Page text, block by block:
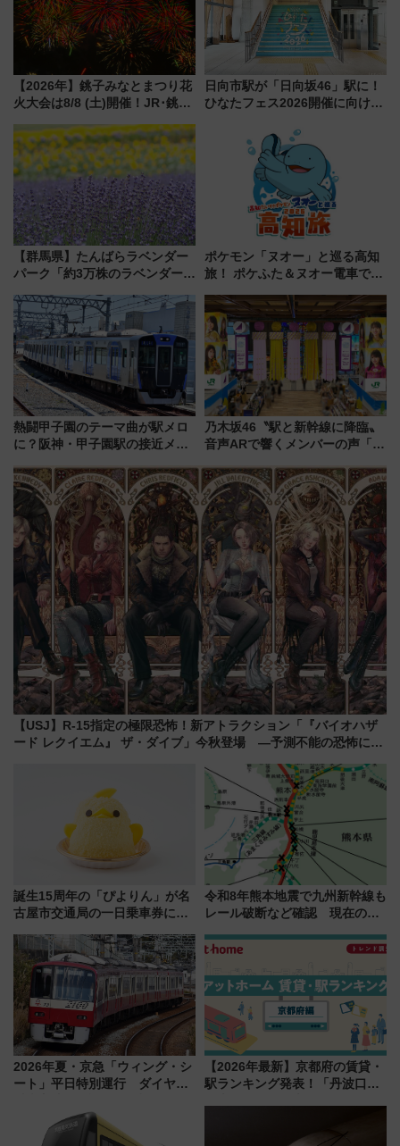
【2026年】銚子みなとまつり花
火大会は8/8 (土)開催！JR･銚子
報、利根川に咲く8,000発の大迫
力＆屋台を満喫
日向市駅が「日向坂46」駅に！
ひなたフェス2026開催に向けJR
全力応援 夜行列車「ドリーム
おひさま号」も走る
【群馬県】たんばらラベンダー
パーク「約3万株のラベンダー」
で都心から約1時間半で夏の絶景
を！
ポケモン「ヌオー」と巡る高知
旅！ ポケふた＆ヌオー電車で楽
路の絶景と絶品グルメを満喫！
（7月18日スタート）
熱闘甲子園のテーマ曲が駅メロ
に？阪神・甲子園駅の接近メロ
谷実アレンジの特別仕様へ、8月
5日始発から
乃木坂46〝駅と新幹線に降臨〟
音声ARで響くメンバーの声「真
【USJ】R-15指定の極限恐怖！新アトラクション「『バイオハザ
ード レクイエム』 ザ・ダイブ」今秋登場 ―予測不能の恐怖に泣
誕生15周年の「ぴよりん」が名
古屋市交通局の一日乗車券に！
定1万5000枚】
令和8年熊本地震で九州新幹線も
レール破断など確認 現在の運
響
2026年夏・京急「ウィング・シ
ート」平日特別運行 ダイヤ・
三浦海岸を堪能できるお出かけ
プランもご紹介
【2026年最新】京都府の賃貸・
駅ランキング発表！「丹波口」